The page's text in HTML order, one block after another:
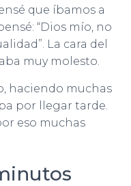
que íbamos a
“Dios mío, no
La cara del
muy molesto.
haciendo muchas
por llegar tarde.
eso muchas